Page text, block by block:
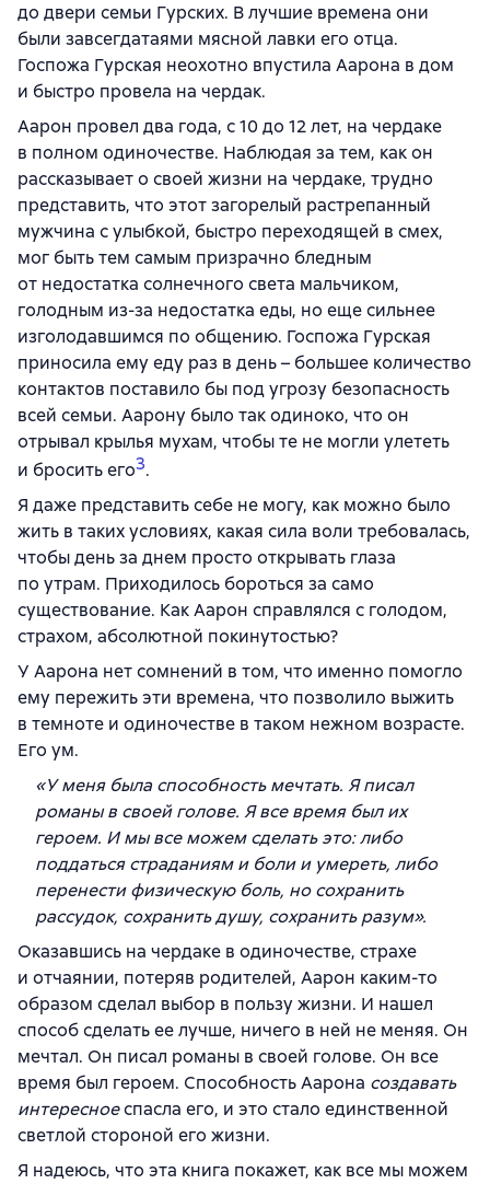
до двери семьи Гурских. В лучшие времена они
были завсегдатаями мясной лавки его отца.
Госпожа Гурская неохотно впустила Аарона в дом
и быстро провела на чердак.
Аарон провел два года, с 10 до 12 лет, на чердаке
в полном одиночестве. Наблюдая за тем, как он
рассказывает о своей жизни на чердаке, трудно
представить, что этот загорелый растрепанный
мужчина с улыбкой, быстро переходящей в смех,
мог быть тем самым призрачно бледным
от недостатка солнечного света мальчиком,
голодным из-за недостатка еды, но еще сильнее
изголодавшимся по общению. Госпожа Гурская
приносила ему еду раз в день – большее количество
контактов поставило бы под угрозу безопасность
всей семьи. Аарону было так одиноко, что он
отрывал крылья мухам, чтобы те не могли улететь
и бросить его3.
Я даже представить себе не могу, как можно было
жить в таких условиях, какая сила воли требовалась,
чтобы день за днем просто открывать глаза
по утрам. Приходилось бороться за само
существование. Как Аарон справлялся с голодом,
страхом, абсолютной покинутостью?
У Аарона нет сомнений в том, что именно помогло
ему пережить эти времена, что позволило выжить
в темноте и одиночестве в таком нежном возрасте.
Его ум.
«У меня была способность мечтать. Я писал
романы в своей голове. Я все время был их
героем. И мы все можем сделать это: либо
поддаться страданиям и боли и умереть, либо
перенести физическую боль, но сохранить
рассудок, сохранить душу, сохранить разум».
Оказавшись на чердаке в одиночестве, страхе
и отчаянии, потеряв родителей, Аарон каким-то
образом сделал выбор в пользу жизни. И нашел
способ сделать ее лучше, ничего в ней не меняя. Он
мечтал. Он писал романы в своей голове. Он все
время был героем. Способность Аарона создавать
интересноеспасла его, и это стало единственной
светлой стороной его жизни.
Я надеюсь, что эта книга покажет, как все мы можем